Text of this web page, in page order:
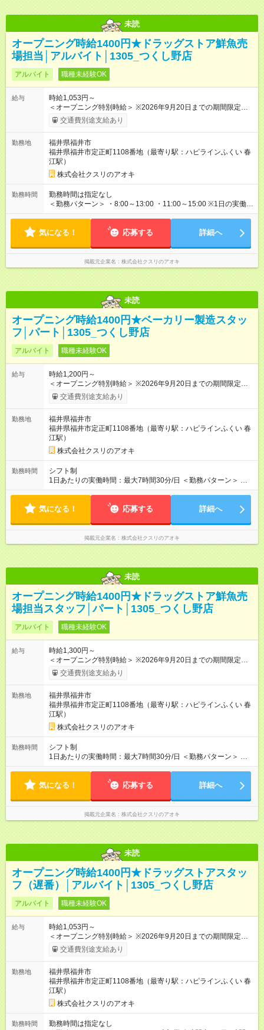
未読
オープニング時給1400円★ドラッグストア鮮魚売
場担当│アルバイト│1305_つくし野店
アルバイト 職種未経験OK
給与
時給1,053円～
＜オープニング特別時給＞ ※2026年9月20日までの期間限定特
別時給 8:30～17:00 時給1400円 ※2026年9月21日～通常時給
適用 8:30～17:00 時給1053円 ※日祝は時給100円ＵＰ！ 22時
円 (内訳 手当60円＋調整手当40円） ★マイスター手当あり！
業務習得度次第で時給＋50円 ※2026年9月21日～適用 ★当社
条件に対応できる方時給UP★ 8:00～17:00＋247円 ★当社条件
交通費別途支給あり
勤務地
福井県福井市
福井県福井市定正町1108番地（最寄り駅：ハピラインふくい 春
江駅）
株式会社クスリのアオキ
勤務時間
勤務時間は指定なし
＜勤務パターン＞ ・8:00～13:00 ・11:00～15:00 ※1日の実働時
間が法定労働時間（1日8時間）を超えることはありません。
気になる！ 応募する 詳細へ
掲載元企業名 株式会社クスリのアオキ
未読
オープニング時給1400円★ベーカリー製造スタッ
フ│パート│1305_つくし野店
アルバイト 職種未経験OK
給与
時給1,200円～
＜オープニング特別時給＞ ※2026年9月20日までの期間限定特
別時給 8:30～17:00 時給1400円 ※2026年9月21日～通常時給
適用 8:30～17:00 時給1200円 ※日祝は時給100円ＵＰ！ 22時
交通費別途支給あり
勤務地
福井県福井市
福井県福井市定正町1108番地（最寄り駅：ハピラインふくい 春
江駅）
株式会社クスリのアオキ
勤務時間
シフト制
1日あたりの実働時間：最大7時間30分/日 ＜勤務パターン＞ ・
7:00～ ・8:00～ ※7:00or8:00勤務必須 1日5時間 (7～7.5時間の
気になる！ 応募する 詳細へ
掲載元企業名 株式会社クスリのアオキ
未読
オープニング時給1400円★ドラッグストア鮮魚売
場担当スタッフ│パート│1305_つくし野店
アルバイト 職種未経験OK
給与
時給1,300円～
＜オープニング特別時給＞ ※2026年9月20日までの期間限定特
別時給 8:30～17:00 時給1400円 ※2026年9月21日～通常時給
適用 8:30～17:00 時給1300円 ※日祝は時給100円ＵＰ！ 22時
円 (内訳 手当60円＋調整手当40円） ★マイスター手当あり！
業務習得度次第で時給＋50円 【試用期間】試用期間なし
交通費別途支給あり
勤務地
福井県福井市
福井県福井市定正町1108番地（最寄り駅：ハピラインふくい 春
江駅）
株式会社クスリのアオキ
勤務時間
シフト制
1日あたりの実働時間：最大7時間30分/日 ＜勤務パターン＞ ・
7:00～12:00 ・8:00～13:00 1日5時間 (7～7.5時間のフルタイム
気になる！ 応募する 詳細へ
掲載元企業名 株式会社クスリのアオキ
未読
オープニング時給1400円★ドラッグストアスタッ
フ（遅番）│アルバイト│1305_つくし野店
アルバイト 職種未経験OK
給与
時給1,053円～
＜オープニング特別時給＞ ※2026年9月20日までの期間限定特
別時給 8:30～17:00 時給1400円 17:00～22:00 時給1500円
※2026年9月21日～通常時給適用 8:30～17:00 時給1053円
降 25％増し（営業店舗のみ） 【手当】 ※登録販売者資格手当
あり（時給＋30円） ※2026年9月21日～適用 ★下記当社条件に
対応できる方は時給――― 8:00～17:00＋147円 17:00～22:00
＋247円 ★当社条件★ 1.月の半分以上 水 日曜日出勤可能な方 2.
当社近隣店舗へのヘルプが可能な方 3.下記のいずれかの時間帯
で勤務可能な方 a 8:30～ b ～18:00 c ～閉店時間 【試用期
交通費別途支給あり
勤務地
福井県福井市
福井県福井市定正町1108番地（最寄り駅：ハピラインふくい 春
江駅）
株式会社クスリのアオキ
勤務時間
勤務時間は指定なし